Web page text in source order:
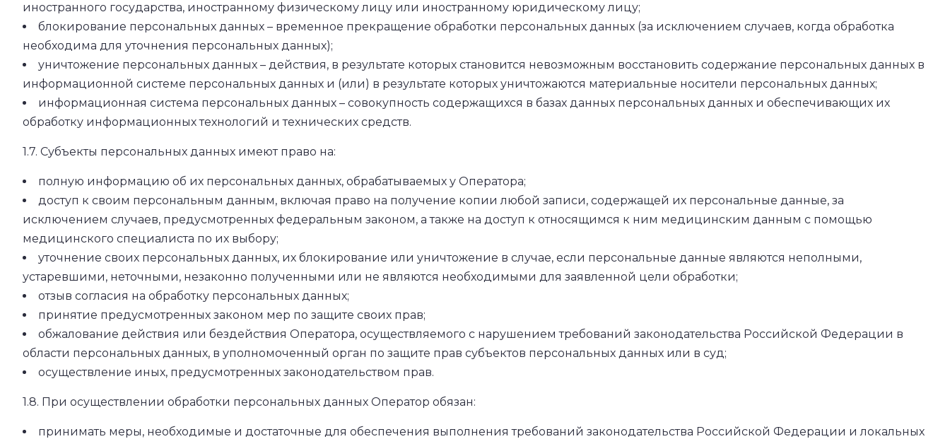
иностранного государства, иностранному физическому лицу или иностранному юридическому лицу;
блокирование персональных данных – временное прекращение обработки персональных данных (за исключением случаев, когда обработка
необходима для уточнения персональных данных);
уничтожение персональных данных – действия, в результате которых становится невозможным восстановить содержание персональных данных в
информационной системе персональных данных и (или) в результате которых уничтожаются материальные носители персональных данных;
информационная система персональных данных – совокупность содержащихся в базах данных персональных данных и обеспечивающих их
обработку информационных технологий и технических средств.
1.7. Субъекты персональных данных имеют право на:
полную информацию об их персональных данных, обрабатываемых у Оператора;
доступ к своим персональным данным, включая право на получение копии любой записи, содержащей их персональные данные, за
исключением случаев, предусмотренных федеральным законом, а также на доступ к относящимся к ним медицинским данным с помощью
медицинского специалиста по их выбору;
уточнение своих персональных данных, их блокирование или уничтожение в случае, если персональные данные являются неполными,
устаревшими, неточными, незаконно полученными или не являются необходимыми для заявленной цели обработки;
отзыв согласия на обработку персональных данных;
принятие предусмотренных законом мер по защите своих прав;
обжалование действия или бездействия Оператора, осуществляемого с нарушением требований законодательства Российской Федерации в
области персональных данных, в уполномоченный орган по защите прав субъектов персональных данных или в суд;
осуществление иных, предусмотренных законодательством прав.
1.8. При осуществлении обработки персональных данных Оператор обязан:
принимать меры, необходимые и достаточные для обеспечения выполнения требований законодательства Российской Федерации и локальных